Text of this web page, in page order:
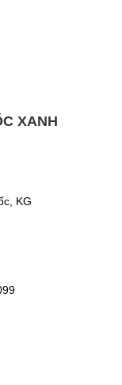
XANH
KG